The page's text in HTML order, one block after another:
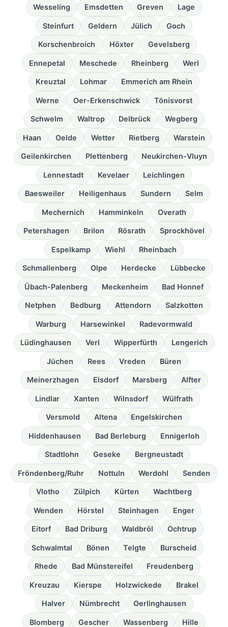
Wesseling Emsdetten Greven Lage
Steinfurt Geldern Jülich Goch
Korschenbroich Höxter Gevelsberg
Ennepetal Meschede Rheinberg Werl
Kreuztal Lohmar Emmerich am Rhein
Werne Oer-Erkenschwick Tönisvorst
Schwelm Waltrop Delbrück Wegberg
Haan Oelde Wetter Rietberg Warstein
Geilenkirchen Plettenberg Neukirchen-Vluyn
Lennestadt Kevelaer Leichlingen
Baesweiler Heiligenhaus Sundern Selm
Mechernich Hamminkeln Overath
Petershagen Brilon Rösrath Sprockhövel
Espelkamp Wiehl Rheinbach
Schmallenberg Olpe Herdecke Lübbecke
Übach-Palenberg Meckenheim Bad Honnef
Netphen Bedburg Attendorn Salzkotten
Warburg Harsewinkel Radevormwald
Lüdinghausen Verl Wipperfürth Lengerich
Jüchen Rees Vreden Büren
Meinerzhagen Elsdorf Marsberg Alfter
Lindlar Xanten Wilnsdorf Wülfrath
Versmold Altena Engelskirchen
Hiddenhausen Bad Berleburg Ennigerloh
Stadtlohn Geseke Bergneustadt
Fröndenberg/Ruhr Nottuln Werdohl Senden
Vlotho Zülpich Kürten Wachtberg
Wenden Hörstel Steinhagen Enger
Eitorf Bad Driburg Waldbröl Ochtrup
Schwalmtal Bönen Telgte Burscheid
Rhede Bad Münstereifel Freudenberg
Kreuzau Kierspe Holzwickede Brakel
Halver Nümbrecht Oerlinghausen
Blomberg Gescher Wassenberg Hille